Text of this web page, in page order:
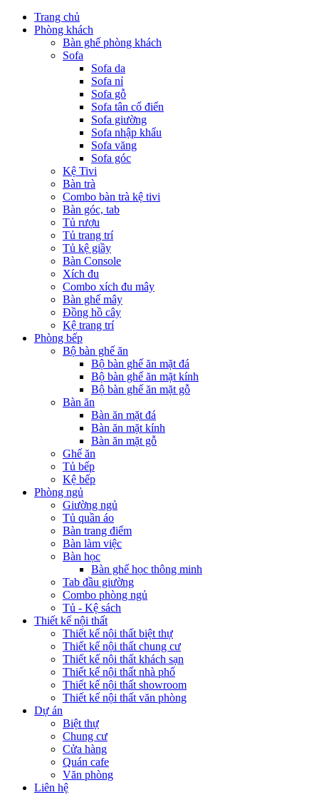
Trang chủ
Phòng khách
Bàn ghế phòng khách
Sofa
Sofa da
Sofa nỉ
Sofa gỗ
Sofa tân cổ điển
Sofa giường
Sofa nhập khẩu
Sofa văng
Sofa góc
Kệ Tivi
Bàn trà
Combo bàn trà kệ tivi
Bàn góc, tab
Tủ rượu
Tủ trang trí
Tủ kệ giầy
Bàn Console
Xích đu
Combo xích đu mây
Bàn ghế mây
Đồng hồ cây
Kệ trang trí
Phòng bếp
Bộ bàn ghế ăn
Bộ bàn ghế ăn mặt đá
Bộ bàn ghế ăn mặt kính
Bộ bàn ghế ăn mặt gỗ
Bàn ăn
Bàn ăn mặt đá
Bàn ăn mặt kính
Bàn ăn mặt gỗ
Ghế ăn
Tủ bếp
Kệ bếp
Phòng ngủ
Giường ngủ
Tủ quần áo
Bàn trang điểm
Bàn làm việc
Bàn học
Bàn ghế học thông minh
Tab đầu giường
Combo phòng ngủ
Tủ - Kệ sách
Thiết kế nội thất
Thiết kế nội thất biệt thự
Thiết kế nội thất chung cư
Thiết kế nội thất khách sạn
Thiết kế nội thất nhà phố
Thiết kế nội thất showroom
Thiết kế nội thất văn phòng
Dự án
Biệt thự
Chung cư
Cửa hàng
Quán cafe
Văn phòng
Liên hệ